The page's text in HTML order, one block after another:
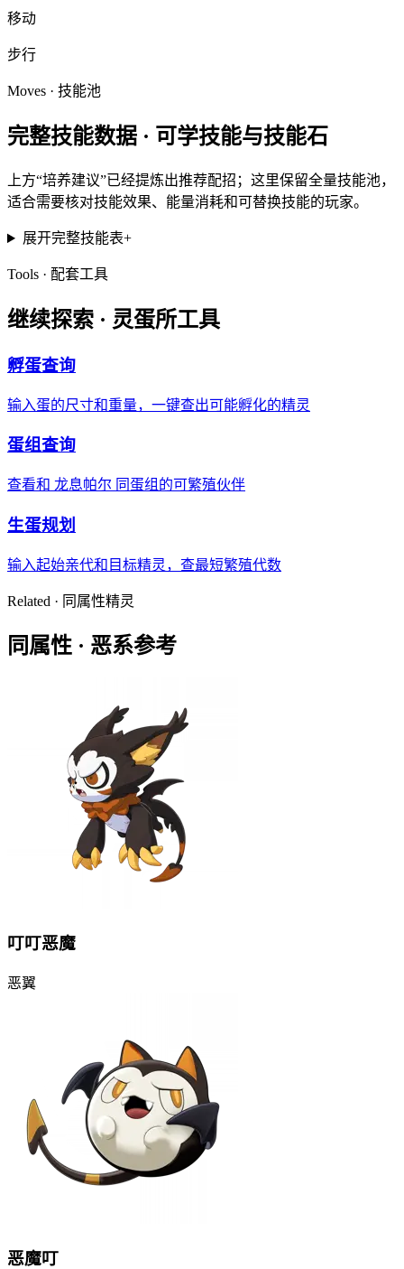
移动
步行
Moves · 技能池
完整技能数据 · 可学技能与技能石
上方“培养建议”已经提炼出推荐配招；这里保留全量技能池，
适合需要核对技能效果、能量消耗和可替换技能的玩家。
展开完整技能表+
Tools · 配套工具
继续探索 · 灵蛋所工具
孵蛋查询
输入蛋的尺寸和重量，一键查出可能孵化的精灵
蛋组查询
查看和 龙息帕尔 同蛋组的可繁殖伙伴
生蛋规划
输入起始亲代和目标精灵，查最短繁殖代数
Related · 同属性精灵
同属性 · 恶系参考
叮叮恶魔
恶翼
恶魔叮